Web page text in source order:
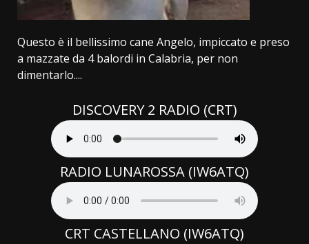
Questo è il bellissimo cane Angelo, impiccato e preso
a mazzate da 4 balordi in Calabria, per non
dimentarlo....
DISCOVERY 2 RADIO (CRT)
RADIO LUNAROSSA (IW6ATQ)
CRT CASTELLANO (IW6ATQ)